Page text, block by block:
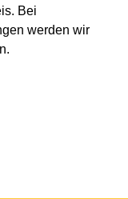
Bei
werden wir